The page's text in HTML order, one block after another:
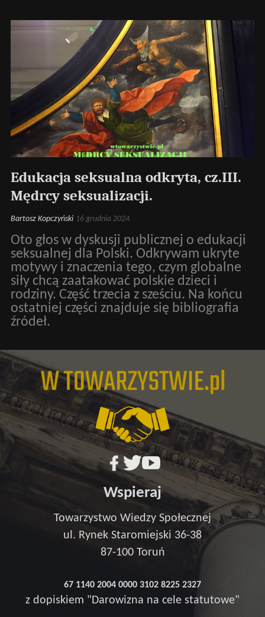
Edukacja seksualna odkryta, cz.III.
Mędrcy seksualizacji.
Bartosz Kopczyński 16 grudnia 2024
Oto głos w dyskusji publicznej o edukacji
seksualnej dla Polski. Odkrywam ukryte
motywy i znaczenia tego, czym globalne
siły chcą zaatakować polskie dzieci i
rodziny. Część trzecia z sześciu. Na końcu
ostatniej części znajduje się bibliografia
źródeł.
Wspieraj
Towarzystwo Wiedzy Społecznej
ul. Rynek Staromiejski 36-38
87-100 Toruń
67 1140 2004 0000 3102 8225 2327
z dopiskiem "Darowizna na cele statutowe"